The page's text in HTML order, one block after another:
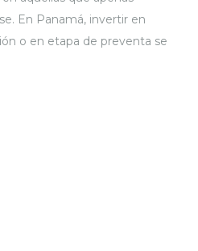
En Panamá, invertir en
o en etapa de preventa se